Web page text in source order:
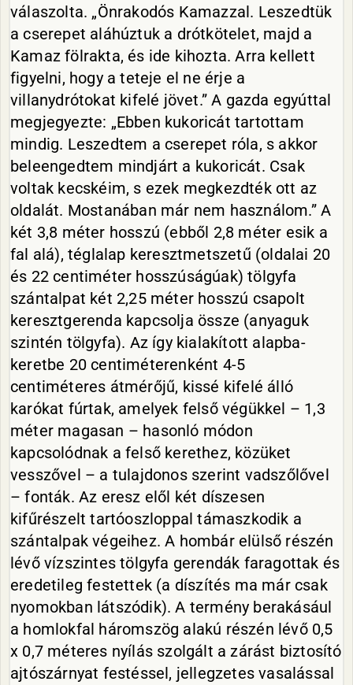
válaszolta. „Önrakodós Kamazzal. Leszedtük
a cserepet aláhúztuk a drótkötelet, majd a
Kamaz fölrakta, és ide kihozta. Arra kellett
figyelni, hogy a teteje el ne érje a
villanydrótokat kifelé jövet.” A gazda egyúttal
megjegyezte: „Ebben kukoricát tartottam
mindig. Leszedtem a cserepet róla, s akkor
beleengedtem mindjárt a kukoricát. Csak
voltak kecskéim, s ezek megkezdték ott az
oldalát. Mostanában már nem használom.” A
két 3,8 méter hosszú (ebből 2,8 méter esik a
fal alá), téglalap keresztmetszetű (oldalai 20
és 22 centiméter hosszúságúak) tölgyfa
szántalpat két 2,25 méter hosszú csapolt
keresztgerenda kapcsolja össze (anyaguk
szintén tölgyfa). Az így kialakított alapba-
keretbe 20 centiméterenként 4-5
centiméteres átmérőjű, kissé kifelé álló
karókat fúrtak, amelyek felső végükkel – 1,3
méter magasan – hasonló módon
kapcsolódnak a felső kerethez, közüket
vesszővel – a tulajdonos szerint vadszőlővel
– fonták. Az eresz elől két díszesen
kifűrészelt tartóoszloppal támaszkodik a
szántalpak végeihez. A hombár elülső részén
lévő vízszintes tölgyfa gerendák faragottak és
eredetileg festettek (a díszítés ma már csak
nyomokban látszódik). A termény berakásául
a homlokfal háromszög alakú részén lévő 0,5
x 0,7 méteres nyílás szolgált a zárást biztosító
ajtószárnyat festéssel, jellegzetes vasalással